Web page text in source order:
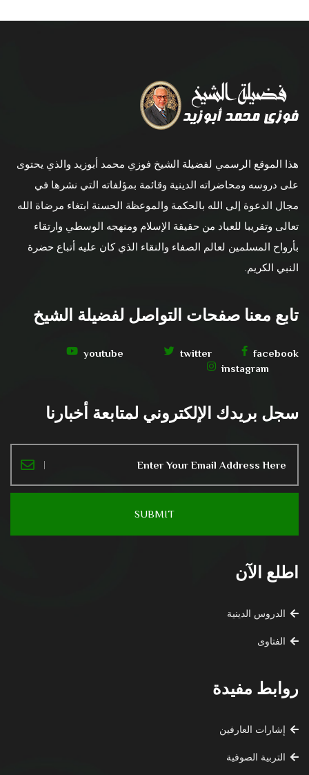
هذا الموقع الرسمي لفضيلة الشيخ فوزي محمد أبوزيد والذي يحتوى
على دروسه ومحاضراته الدينية وقائمة بمؤلفاته التي نشرها في
مجال الدعوة إلى الله بالحكمة والموعظة الحسنة ابتغاء مرضاة الله
تعالى وتقريبا للعباد من حقيقة الإسلام ومنهجه الوسطي وارتقاء
بأرواح المسلمين لعالم الصفاء والنقاء الذي كان عليه أتباع حضرة
النبي الكريم.
تابع معنا صفحات التواصل لفضيلة الشيخ
facebook
twitter
youtube
instagram
سجل بريدك الإلكتروني لمتابعة أخبارنا
اطلع الآن
الدروس الدينية
الفتاوى
روابط مفيدة
إشارات العارفين
التربية الصوفية